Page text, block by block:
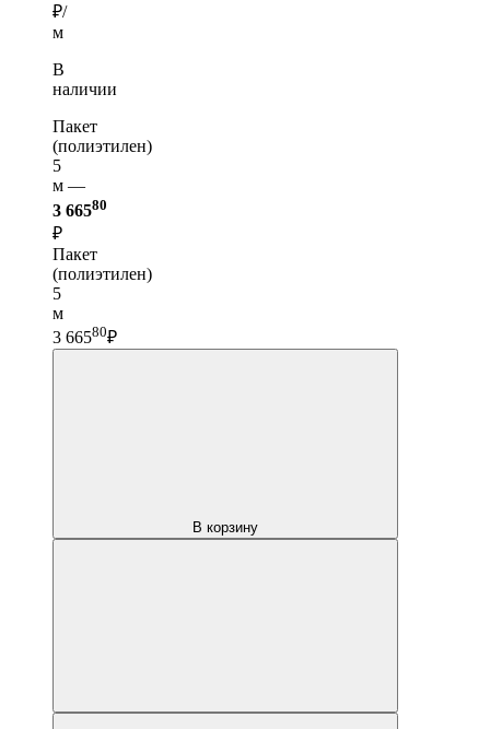
₽/
м
В
наличии
Пакет
(полиэтилен)
5
м —
3 66580
₽
Пакет
(полиэтилен)
5
м
3 66580₽
В корзину